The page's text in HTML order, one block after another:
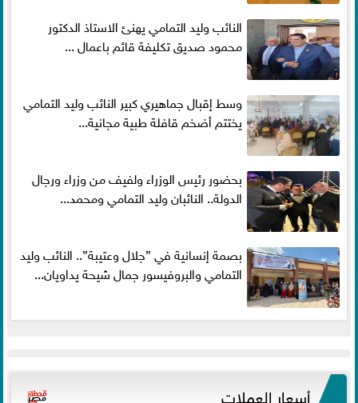
النائب وليد التمامي يهنئ الاستاذ الدكتور
محمود صديق تكليفة قائم باعمال ...
وسط إقبال جماهيري كبير النائب وليد التمامي
يختتم أضخم قافلة طبية مجانية...
بحضور رئيس الوزراء ولفيف من وزراء ورجال
الدولة.. النائبان وليد التمامي ومحمد...
بصمة إنسانية في ”جلال وعتيبة”.. النائب وليد
التمامي والبروفيسور جمال شيحة يداويان...
أسعار العملات